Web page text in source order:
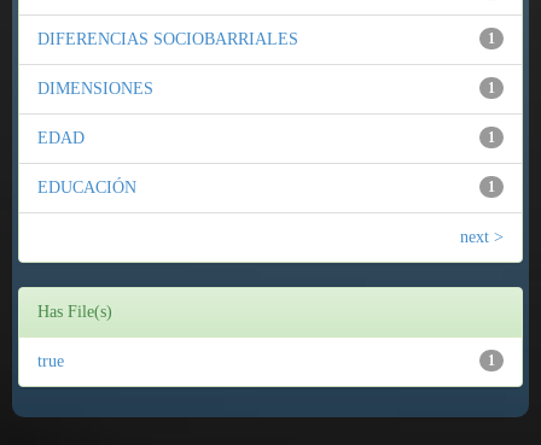
1
DIFERENCIAS SOCIOBARRIALES
1
DIMENSIONES
1
EDAD
1
EDUCACIÓN
next >
Has File(s)
1
true